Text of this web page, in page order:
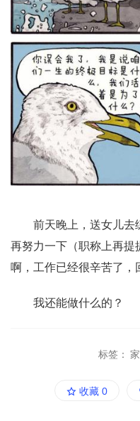
前天晚上，送女儿去
再努力一下（职称上再提
啊，工作已经很辛苦了，
我还能做什么的？
标签：
收藏 0